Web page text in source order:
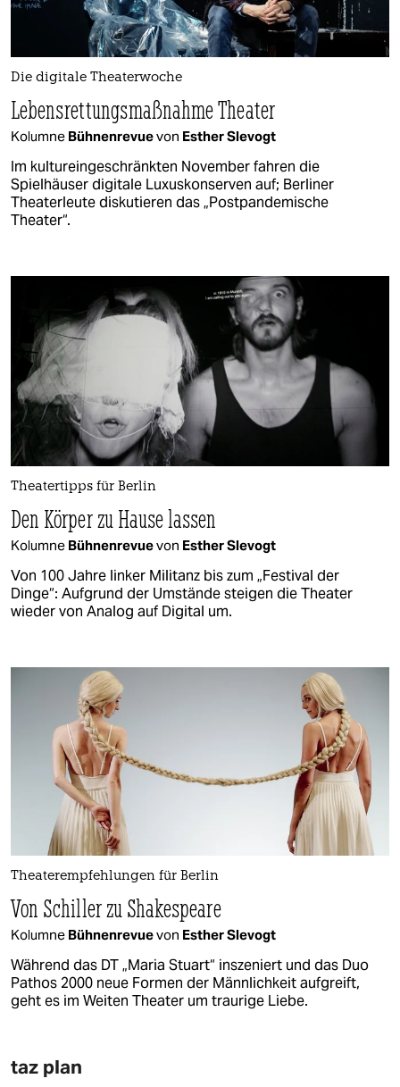
Die digitale Theaterwoche
Lebensrettungsmaßnahme Theater
Kolumne Bühnenrevuevon Esther Slevogt
Im kultureingeschränkten November fahren die
Spielhäuser digitale Luxuskonserven auf; Berliner
Theaterleute diskutieren das „Postpandemische
Theater“.
Theatertipps für Berlin
Den Körper zu Hause lassen
Kolumne Bühnenrevuevon Esther Slevogt
Von 100 Jahre linker Militanz bis zum „Festival der
Dinge“: Aufgrund der Umstände steigen die Theater
wieder von Analog auf Digital um.
Theaterempfehlungen für Berlin
Von Schiller zu Shakespeare
Kolumne Bühnenrevuevon Esther Slevogt
Während das DT „Maria Stuart“ inszeniert und das Duo
Pathos 2000 neue Formen der Männlichkeit aufgreift,
geht es im Weiten Theater um traurige Liebe.
taz plan